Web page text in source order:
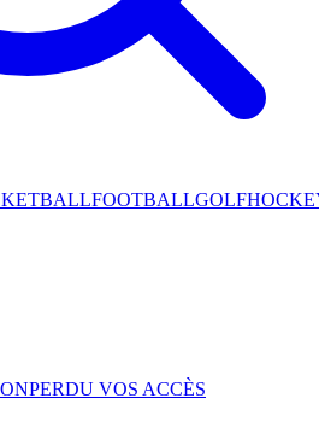
FOOTBALLGOLF
PERDU VOS ACCÈS